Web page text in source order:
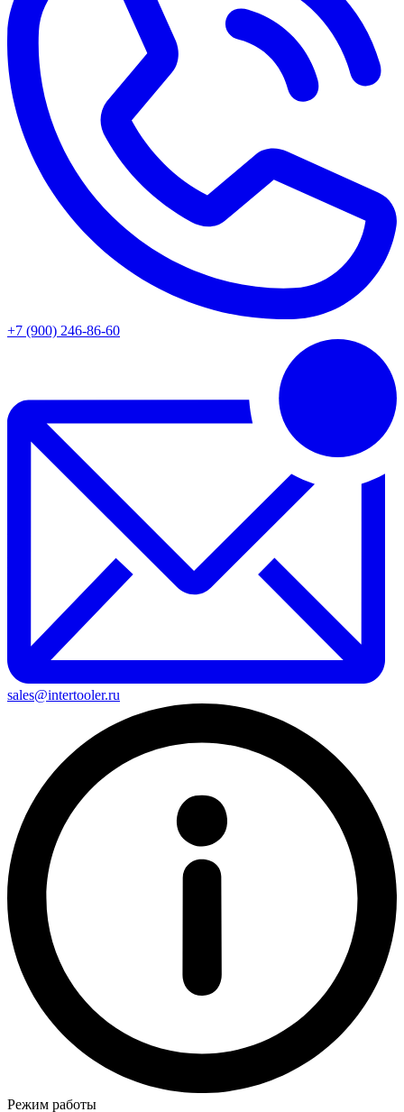
+7 (900) 246-86-60
sales@intertooler.ru
Режим работы